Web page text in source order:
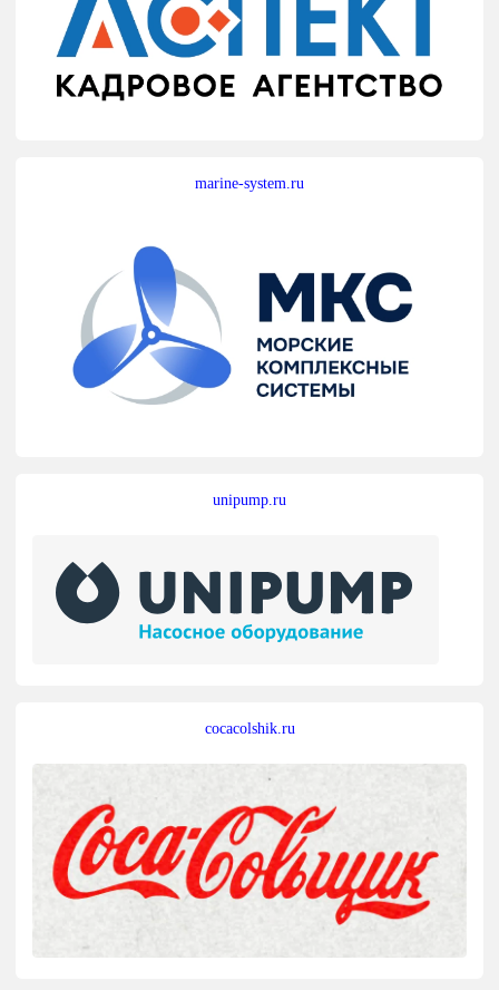
marine-system.ru
unipump.ru
cocacolshik.ru